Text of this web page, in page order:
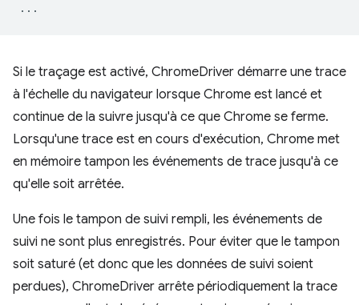
...
Si le traçage est activé, ChromeDriver démarre une trace
à l'échelle du navigateur lorsque Chrome est lancé et
continue de la suivre jusqu'à ce que Chrome se ferme.
Lorsqu'une trace est en cours d'exécution, Chrome met
en mémoire tampon les événements de trace jusqu'à ce
qu'elle soit arrêtée.
Une fois le tampon de suivi rempli, les événements de
suivi ne sont plus enregistrés. Pour éviter que le tampon
soit saturé (et donc que les données de suivi soient
perdues), ChromeDriver arrête périodiquement la trace